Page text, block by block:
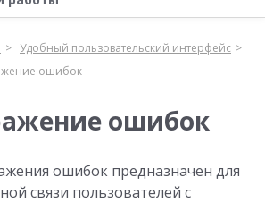
Удобный пользовательский интерфейс
ошибок
ошибок
ошибок предназначен для
связи пользователей с